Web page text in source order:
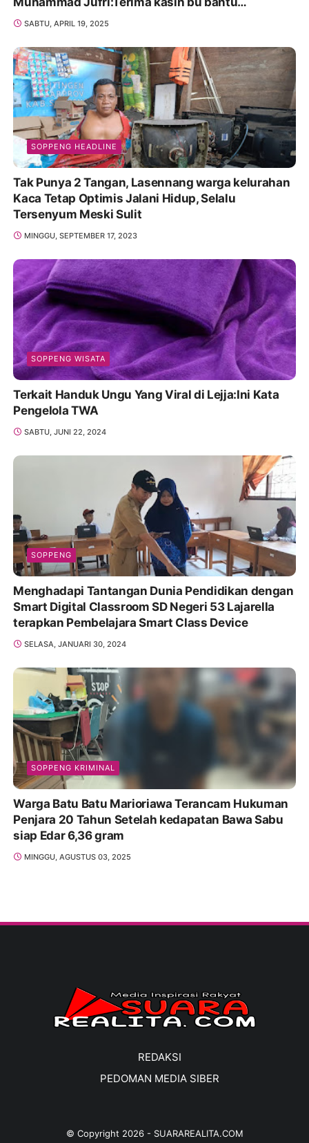
Promosikan
SABTU, APRIL 19, 2025
SOPPENG HEADLINE
Tak Punya 2 Tangan, Lasennang warga kelurahan
Kaca Tetap Optimis Jalani Hidup, Selalu
Tersenyum Meski Sulit
MINGGU, SEPTEMBER 17, 2023
SOPPENG WISATA
Terkait Handuk Ungu Yang Viral di Lejja:Ini Kata
Pengelola TWA
SABTU, JUNI 22, 2024
SOPPENG
Menghadapi Tantangan Dunia Pendidikan dengan
Smart Digital Classroom SD Negeri 53 Lajarella
terapkan Pembelajara Smart Class Device
SELASA, JANUARI 30, 2024
SOPPENG KRIMINAL
Warga Batu Batu Marioriawa Terancam Hukuman
Penjara 20 Tahun Setelah kedapatan Bawa Sabu
siap Edar 6,36 gram
MINGGU, AGUSTUS 03, 2025
REDAKSI
PEDOMAN MEDIA SIBER
© Copyright 2026- SUARAREALITA.COM